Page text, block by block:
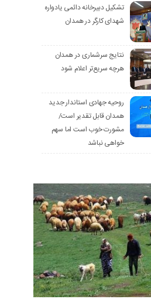
تشکیل دبیرخانه دائمی یادواره
شهدای کارگر در همدان
نتایج سرشماری در همدان
هرچه سریع‌تر اعلام شود
روحیه جهادی استاندار جدید
همدان قابل تقدیر است/
مشورت خوب است اما سهم
خواهی نباشد